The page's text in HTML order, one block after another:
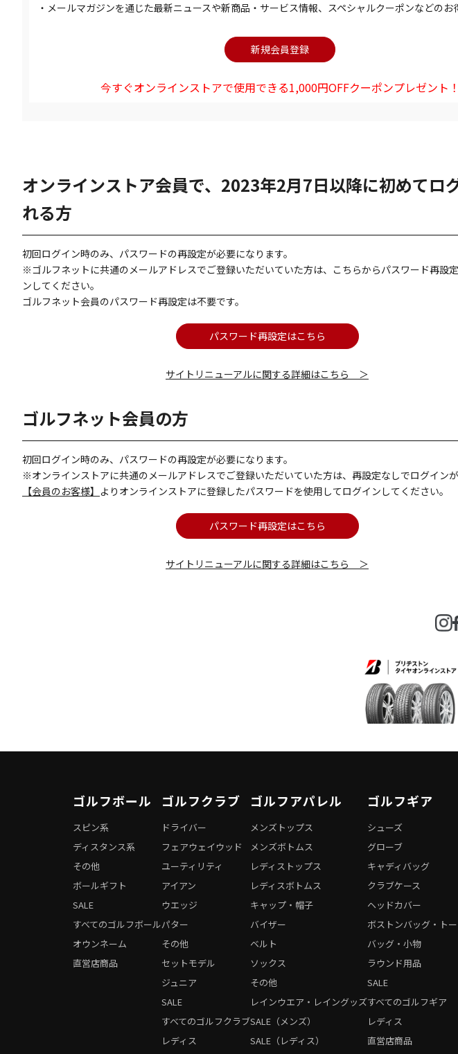
・メールマガジンを通じた最新ニュースや新商品・サービス情報、スペシャルクーポンなどのお
今すぐオンラインストアで使用できる1,000円OFFクーポンプレゼント！
オンラインストア会員で、2023年2月7日以降に初めてロ
れる方
初回ログイン時のみ、パスワードの再設定が必要になります。
※ゴルフネットに共通のメールアドレスでご登録いただいていた方は、こちらからパスワード再設
ンしてください。
ゴルフネット会員のパスワード再設定は不要です。
パスワード再設定はこちら
サイトリニューアルに関する詳細はこちら ＞
ゴルフネット会員の方
初回ログイン時のみ、パスワードの再設定が必要になります。
※オンラインストアに共通のメールアドレスでご登録いただいていた方は、再設定なしでログインが
【会員のお客様】 よりオンラインストアに登録したパスワードを使用してログインしてください。
パスワード再設定はこちら
サイトリニューアルに関する詳細はこちら ＞
ゴルフボール
オウンネーム
直営店商品
スピン系
ディスタンス系
その他
ボールギフト
SALE
すべてのゴルフボール
ゴルフクラブ
レディス
ドライバー
フェアウェイウッド
ユーティリティ
アイアン
ウエッジ
パター
その他
セットモデル
ジュニア
SALE
すべてのゴルフクラブ
ゴルフアパレル
メンズトップス
メンズボトムス
レディストップス
レディスボトムス
キャップ・帽子
バイザー
ベルト
ソックス
その他
レインウエア・レイングッズ
SALE（メンズ）
SALE（レディス）
ゴルフギア
レディス
直営店商品
シューズ
グローブ
キャディバッグ
クラブケース
ヘッドカバー
ボストンバッグ・ト
バッグ・小物
ラウンド用品
SALE
すべてのゴルフギア